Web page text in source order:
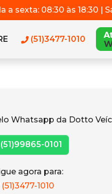
a sexta: 08:30 às 18:30 |
(51)3477-1010
Whatsapp da Dotto
(51)99865-0101
agora para:
1010